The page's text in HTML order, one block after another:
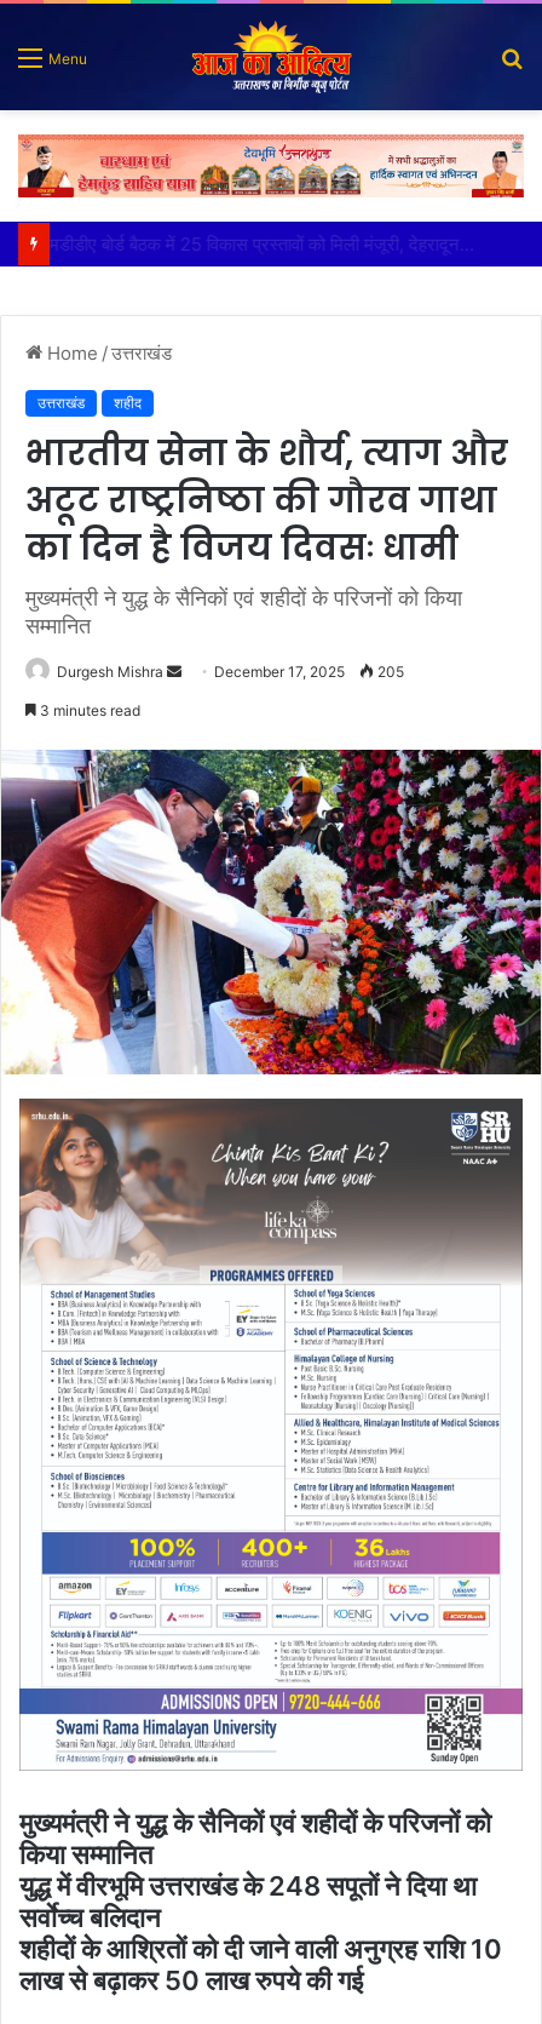
Menu
Home /उत्तराखंड
उत्तराखंड शहीद
भारतीय सेना के शौर्य, त्याग और
अटूट राष्ट्रनिष्ठा की गौरव गाथा
का दिन है विजय दिवसः धामी
मुख्यमंत्री ने युद्ध के सैनिकों एवं शहीदों के परिजनों को किया
सम्मानित
Durgesh Mishra
Send December 17, 2025 205
3 minutes read
मुख्यमंत्री ने युद्ध के सैनिकों एवं शहीदों के परिजनों को
किया सम्मानित
युद्ध में वीरभूमि उत्तराखंड के 248 सपूतों ने दिया था
सर्वाेच्च बलिदान
शहीदों के आश्रितों को दी जाने वाली अनुग्रह राशि 10
लाख से बढ़ाकर 50 लाख रुपये की गई